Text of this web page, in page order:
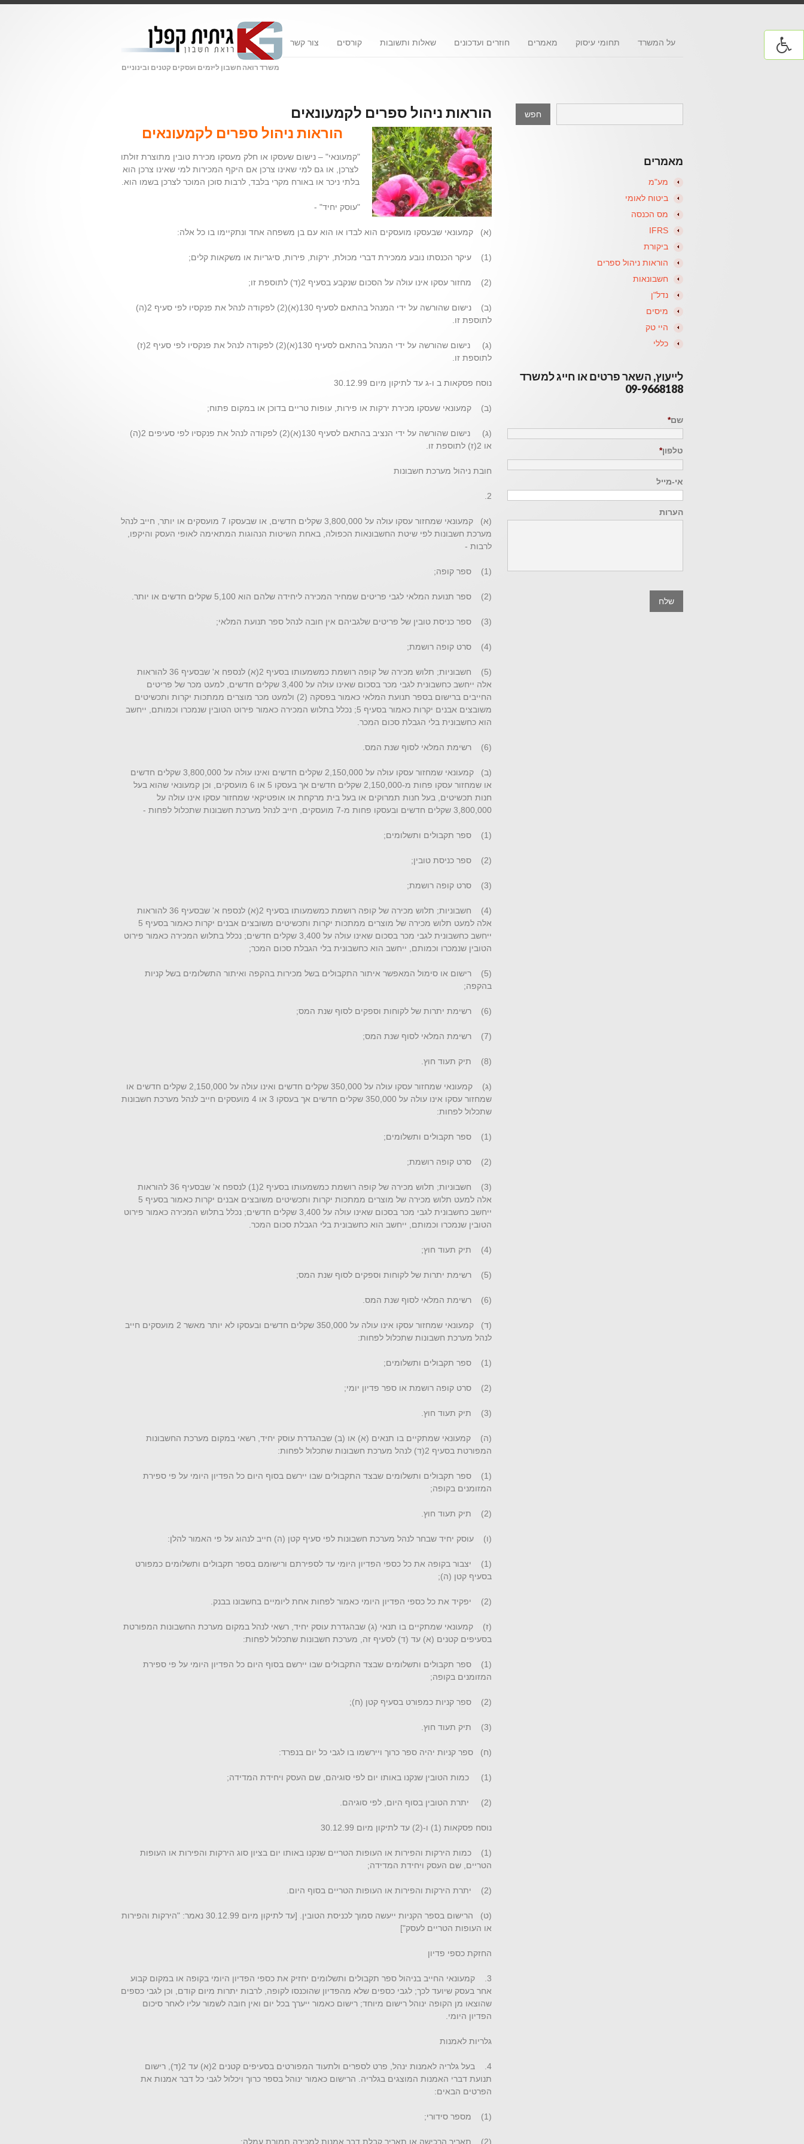
משרד רואה חשבון ליזמים ועסקים קטנים ובינוניים
על המשרד תחומי עיסוק מאמרים חוזרים ועדכונים שאלות ותשובות קורסים צור קשר
הוראות ניהול ספרים לקמעונאים
הוראות ניהול ספרים לקמעונאים
"קמעונאי" – נישום שעסקו או חלק מעסקו מכירת טובין מתוצרת זולתו
לצרכן, או גם למי שאינו צרכן אם היקף המכירות למי שאינו צרכן הוא
בלתי ניכר או באורח מקרי בלבד, לרבות סוכן המוכר לצרכן בשמו הוא.
"עוסק יחיד" -
(א) קמעונאי שבעסקו מועסקים הוא לבדו או הוא עם בן משפחה אחד ונתקיימו בו כל אלה:
(1) עיקר הכנסתו נובע ממכירת דברי מכולת, ירקות, פירות, סיגריות או משקאות קלים;
(2) מחזור עסקו אינו עולה על הסכום שנקבע בסעיף 2(ד) לתוספת זו;
(ב) נישום שהורשה על ידי המנהל בהתאם לסעיף 130(א)(2) לפקודה לנהל את פנקסיו לפי סעיף 2(ה)
לתוספת זו.
(ג) נישום שהורשה על ידי המנהל בהתאם לסעיף 130(א)(2) לפקודה לנהל את פנקסיו לפי סעיף 2(ז)
לתוספת זו.
נוסח פסקאות ב ו-ג עד לתיקון מיום 30.12.99
(ב) קמעונאי שעסקו מכירת ירקות או פירות, עופות טריים בדוכן או במקום פתוח;
(ג) נישום שהורשה על ידי הנציב בהתאם לסעיף 130(א)(2) לפקודה לנהל את פנקסיו לפי סעיפים 2(ה)
או 2(ז) לתוספת זו.
חובת ניהול מערכת חשבונות
2.
(א) קמעונאי שמחזור עסקו עולה על 3,800,000 שקלים חדשים, או שבעסקו 7 מועסקים או יותר, חייב לנהל
מערכת חשבונות לפי שיטת החשבונאות הכפולה, באחת השיטות הנהוגות המתאימה לאופי העסק והיקפו,
לרבות -
(1) ספר קופה;
(2) ספר תנועת המלאי לגבי פריטים שמחיר המכירה ליחידה שלהם הוא 5,100 שקלים חדשים או יותר.
(3) ספר כניסת טובין של פריטים שלגביהם אין חובה לנהל ספר תנועת המלאי;
(4) סרט קופה רושמת;
(5) חשבוניות; תלוש מכירה של קופה רושמת כמשמעותו בסעיף 2(א) לנספח א' שבסעיף 36 להוראות
אלה ייחשב כחשבונית לגבי מכר בסכום שאינו עולה על 3,400 שקלים חדשים, למעט מכר של פריטים
החייבים ברישום בספר תנועת המלאי כאמור בפסקה (2) ולמעט מכר מוצרים ממתכות יקרות ותכשיטים
משובצים אבנים יקרות כאמור בסעיף 5; נכלל בתלוש המכירה כאמור פירוט הטובין שנמכרו וכמותם, ייחשב
הוא כחשבונית בלי הגבלת סכום המכר.
(6) רשימת המלאי לסוף שנת המס.
(ב) קמעונאי שמחזור עסקו עולה על 2,150,000 שקלים חדשים ואינו עולה על 3,800,000 שקלים חדשים
או שמחזור עסקו פחות מ-2,150,000 שקלים חדשים אך בעסקו 5 או 6 מועסקים, וכן קמעונאי שהוא בעל
חנות תכשיטים, בעל חנות תמרוקים או בעל בית מרקחת או אופטיקאי שמחזור עסקו אינו עולה על
3,800,000 שקלים חדשים ובעסקו פחות מ-7 מועסקים, חייב לנהל מערכת חשבונות שתכלול לפחות -
(1) ספר תקבולים ותשלומים;
(2) ספר כניסת טובין;
(3) סרט קופה רושמת;
(4) חשבוניות; תלוש מכירה של קופה רושמת כמשמעותו בסעיף 2(א) לנספח א' שבסעיף 36 להוראות
אלה למעט תלוש מכירה של מוצרים ממתכות יקרות ותכשיטים משובצים אבנים יקרות כאמור בסעיף 5
ייחשב כחשבונית לגבי מכר בסכום שאינו עולה על 3,400 שקלים חדשים; נכלל בתלוש המכירה כאמור פירוט
הטובין שנמכרו וכמותם, ייחשב הוא כחשבונית בלי הגבלת סכום המכר;
(5) רישום או סימול המאפשר איתור התקבולים בשל מכירות בהקפה ואיתור התשלומים בשל קניות
בהקפה;
(6) רשימת יתרות של לקוחות וספקים לסוף שנת המס;
(7) רשימת המלאי לסוף שנת המס;
(8) תיק תעוד חוץ.
(ג) קמעונאי שמחזור עסקו עולה על 350,000 שקלים חדשים ואינו עולה על 2,150,000 שקלים חדשים או
שמחזור עסקו אינו עולה על 350,000 שקלים חדשים אך בעסקו 3 או 4 מועסקים חייב לנהל מערכת חשבונות
שתכלול לפחות:
(1) ספר תקבולים ותשלומים;
(2) סרט קופה רושמת;
(3) חשבוניות; תלוש מכירה של קופה רושמת כמשמעותו בסעיף 2(1) לנספח א' שבסעיף 36 להוראות
אלה למעט תלוש מכירה של מוצרים ממתכות יקרות ותכשיטים משובצים אבנים יקרות כאמור בסעיף 5
ייחשב כחשבונית לגבי מכר בסכום שאינו עולה על 3,400 שקלים חדשים; נכלל בתלוש המכירה כאמור פירוט
הטובין שנמכרו וכמותם, ייחשב הוא כחשבונית בלי הגבלת סכום המכר.
(4) תיק תעוד חוץ;
(5) רשימת יתרות של לקוחות וספקים לסוף שנת המס;
(6) רשימת המלאי לסוף שנת המס.
(ד) קמעונאי שמחזור עסקו אינו עולה על 350,000 שקלים חדשים ובעסקו לא יותר מאשר 2 מועסקים חייב
לנהל מערכת חשבונות שתכלול לפחות:
(1) ספר תקבולים ותשלומים;
(2) סרט קופה רושמת או ספר פדיון יומי;
(3) תיק תעוד חוץ.
(ה) קמעונאי שמתקיים בו תנאים (א) או (ב) שבהגדרת עוסק יחיד, רשאי במקום מערכת החשבונות
המפורטת בסעיף 2(ד) לנהל מערכת חשבונות שתכלול לפחות:
(1) ספר תקבולים ותשלומים שבצד התקבולים שבו יירשם בסוף היום כל הפדיון היומי על פי ספירת
המזומנים בקופה;
(2) תיק תעוד חוץ.
(ו) עוסק יחיד שבחר לנהל מערכת חשבונות לפי סעיף קטן (ה) חייב לנהוג על פי האמור להלן:
(1) יצבור בקופה את כל כספי הפדיון היומי עד לספירתם ורישומם בספר תקבולים ותשלומים כמפורט
בסעיף קטן (ה);
(2) יפקיד את כל כספי הפדיון היומי כאמור לפחות אחת ליומיים בחשבונו בבנק.
(ז) קמעונאי שמתקיים בו תנאי (ג) שבהגדרת עוסק יחיד, רשאי לנהל במקום מערכת החשבונות המפורטת
בסעיפים קטנים (א) עד (ד) לסעיף זה, מערכת חשבונות שתכלול לפחות:
(1) ספר תקבולים ותשלומים שבצד התקבולים שבו יירשם בסוף היום כל הפדיון היומי על פי ספירת
המזומנים בקופה;
(2) ספר קניות כמפורט בסעיף קטן (ח);
(3) תיק תעוד חוץ.
(ח) ספר קניות יהיה ספר כרוך ויירשמו בו לגבי כל יום בנפרד:
(1) כמות הטובין שנקנו באותו יום לפי סוגיהם, שם העסק ויחידת המדידה;
(2) יתרת הטובין בסוף היום, לפי סוגיהם.
נוסח פסקאות (1) ו-(2) עד לתיקון מיום 30.12.99
(1) כמות הירקות והפירות או העופות הטריים שנקנו באותו יום בציון סוג הירקות והפירות או העופות
הטריים, שם העסק ויחידת המדידה;
(2) יתרת הירקות והפירות או העופות הטריים בסוף היום.
(ט) הרישום בספר הקניות ייעשה סמוך לכניסת הטובין. [עד לתיקון מיום 30.12.99 נאמר: "הירקות והפירות
או העופות הטריים לעסק"]
החזקת כספי פדיון
3. קמעונאי החייב בניהול ספר תקבולים ותשלומים יחזיק את כספי הפדיון היומי בקופה או במקום קבוע
אחר בעסק שיועד לכך; לגבי כספים שלא מהפדיון שהוכנסו לקופה, לרבות יתרות מיום קודם, וכן לגבי כספים
שהוצאו מן הקופה ינוהל רישום מיוחד; רישום כאמור ייערך בכל יום ואין חובה לשמור עליו לאחר סיכום
הפדיון היומי.
גלריות לאמנות
4. בעל גלריה לאמנות ינהל, פרט לספרים ולתעוד המפורטים בסעיפים קטנים 2(א) עד 2(ד), רישום
תנועת דברי האמנות המוצגים בגלריה. הרישום כאמור ינוהל בספר כרוך ויכלול לגבי כל דבר אמנות את
הפרטים הבאים:
(1) מספר סידורי;
(2) תאריך הרכישה או תאריך קבלת דבר אמנות למכירה תמורת עמלה;
מאמרים
מע"מ
ביטוח לאומי
מס הכנסה
IFRS
ביקורת
הוראות ניהול ספרים
חשבונאות
נדל"ן
מיסים
היי טק
כללי
לייעוץ, השאר פרטים או חייג למשרד
09-9668188
שם*
טלפון*
אי-מייל
הערות